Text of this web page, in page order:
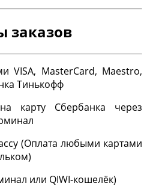
заказов
VISA, MasterCard, Maestro,
Тинькофф
карту Сбербанка через
(Оплата любыми картами
или QIWI-кошелёк)